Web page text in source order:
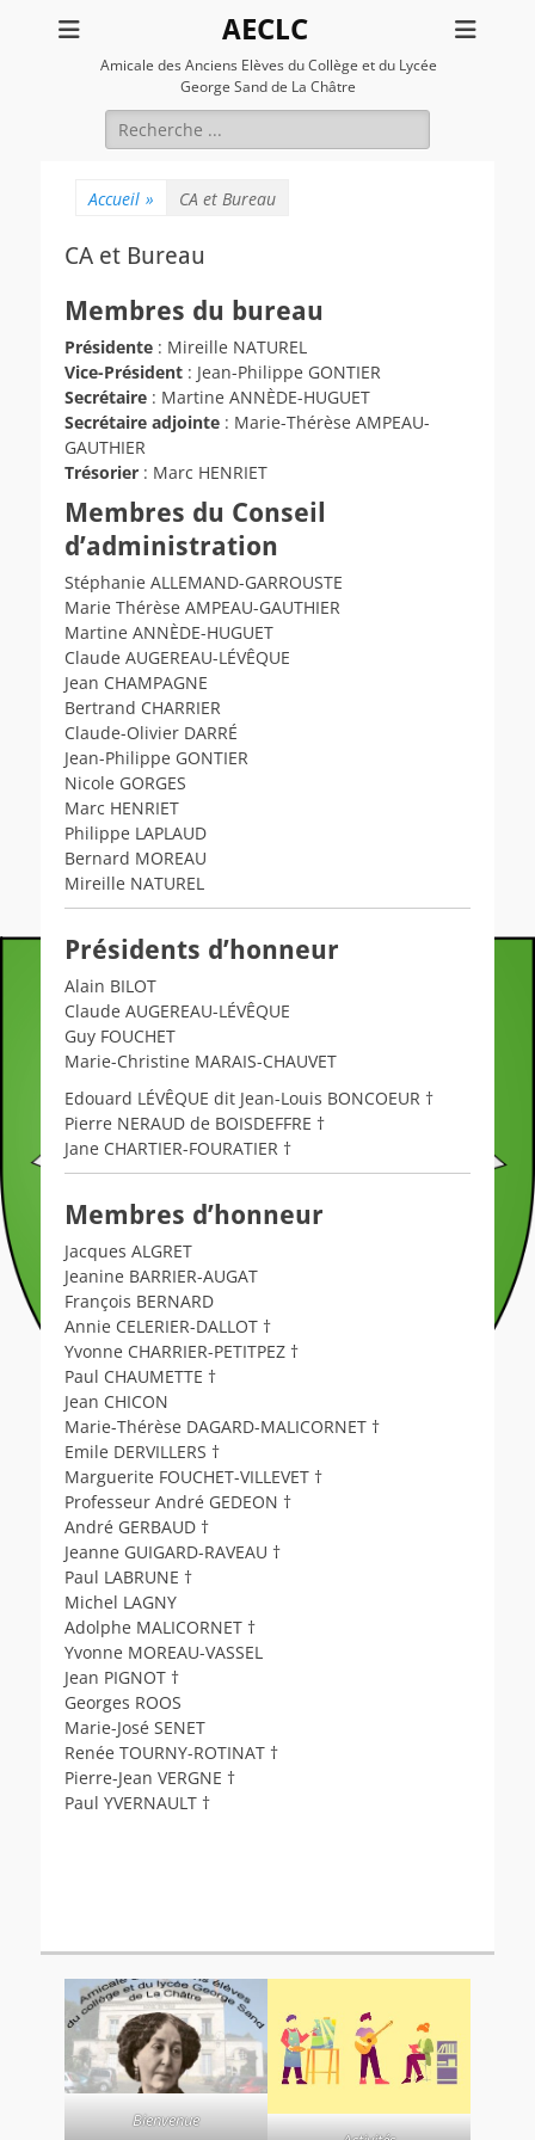
AECLC
Amicale des Anciens Elèves du Collège et du Lycée
George Sand de La Châtre
Rechercher :
Accueil » CA et Bureau
CA et Bureau
Membres du bureau
Présidente : Mireille NATUREL
Vice-Président : Jean-Philippe GONTIER
Secrétaire : Martine ANNÈDE-HUGUET
Secrétaire adjointe : Marie-Thérèse AMPEAU-
GAUTHIER
Trésorier : Marc HENRIET
Membres du Conseil
d’administration
Stéphanie ALLEMAND-GARROUSTE
Marie Thérèse AMPEAU-GAUTHIER
Martine ANNÈDE-HUGUET
Claude AUGEREAU-LÉVÊQUE
Jean CHAMPAGNE
Bertrand CHARRIER
Claude-Olivier DARRÉ
Jean-Philippe GONTIER
Nicole GORGES
Marc HENRIET
Philippe LAPLAUD
Bernard MOREAU
Mireille NATUREL
Présidents d’honneur
Alain BILOT
Claude AUGEREAU-LÉVÊQUE
Guy FOUCHET
Marie-Christine MARAIS-CHAUVET
Edouard LÉVÊQUE dit Jean-Louis BONCOEUR †
Pierre NERAUD de BOISDEFFRE †
Jane CHARTIER-FOURATIER †
Membres d’honneur
Jacques ALGRET
Jeanine BARRIER-AUGAT
François BERNARD
Annie CELERIER-DALLOT †
Yvonne CHARRIER-PETITPEZ †
Paul CHAUMETTE †
Jean CHICON
Marie-Thérèse DAGARD-MALICORNET †
Emile DERVILLERS †
Marguerite FOUCHET-VILLEVET †
Professeur André GEDEON †
André GERBAUD †
Jeanne GUIGARD-RAVEAU †
Paul LABRUNE †
Michel LAGNY
Adolphe MALICORNET †
Yvonne MOREAU-VASSEL
Jean PIGNOT †
Georges ROOS
Marie-José SENET
Renée TOURNY-ROTINAT †
Pierre-Jean VERGNE †
Paul YVERNAULT †
Bienvenue